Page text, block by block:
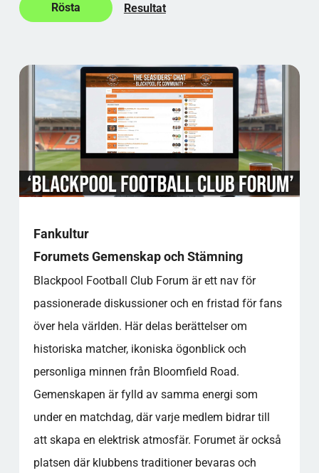
Resultat
Fankultur
Forumets Gemenskap och Stämning
Blackpool Football Club Forum är ett nav för
passionerade diskussioner och en fristad för fans
över hela världen. Här delas berättelser om
historiska matcher, ikoniska ögonblick och
personliga minnen från Bloomfield Road.
Gemenskapen är fylld av samma energi som
under en matchdag, där varje medlem bidrar till
att skapa en elektrisk atmosfär. Forumet är också
platsen där klubbens traditioner bevaras och